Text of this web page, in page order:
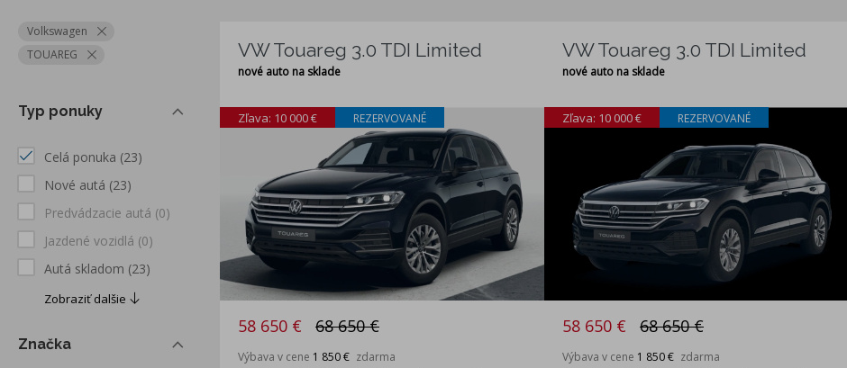
Volkswagen
TOUAREG
Typ ponuky
Celá ponuka (23)
Nové autá (23)
Predvádzacie autá (0)
Jazdené vozidlá (0)
Autá skladom (23)
Zobraziť dalšie
Značka
VW Touareg 3.0 TDI Limited
nové auto na sklade
Zľava: 10 000 € REZERVOVANÉ
58 650 € 68 650 €
Výbava v cene 1 850 € zdarma
VW Touareg 3.0 TDI Limited
nové auto na sklade
Zľava: 10 000 € REZERVOVANÉ
58 650 € 68 650 €
Výbava v cene 1 850 € zdarma